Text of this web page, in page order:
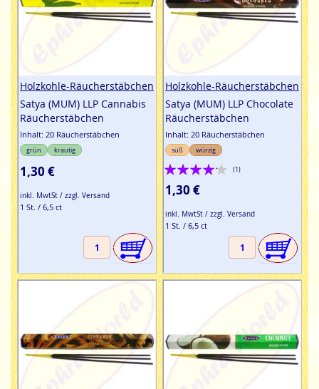
Holzkohle-Räucherstäbchen
Satya (MUM) LLP Cannabis
Räucherstäbchen
Inhalt: 20 Räucherstäbchen
grün krautig
1,30 €
inkl. MwtSt / zzgl. Versand
1 St. / 6,5 ct
Holzkohle-Räucherstäbchen
Satya (MUM) LLP Chocolate
Räucherstäbchen
Inhalt: 20 Räucherstäbchen
süß würzig
Bewertung:
80%
(1)
1,30 €
inkl. MwtSt / zzgl. Versand
1 St. / 6,5 ct